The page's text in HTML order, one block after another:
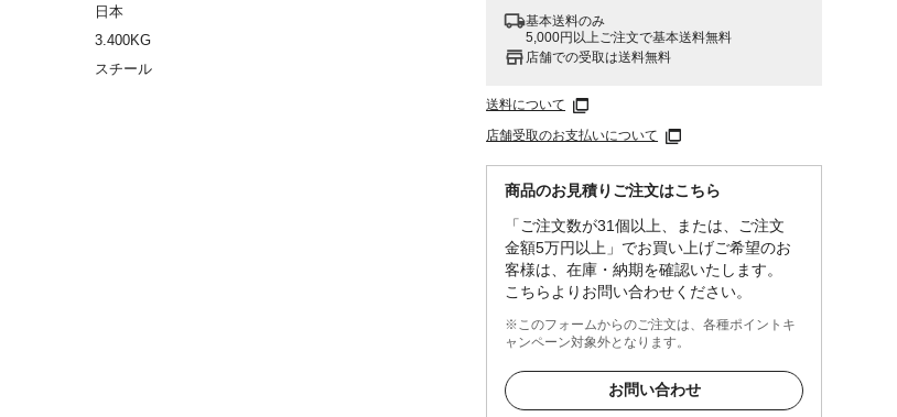
基本送料のみ
5,000円以上ご注文で基本送料無料
店舗での受取は送料無料
送料について
店舗受取のお支払いについて
商品のお見積りご注文はこちら
「ご注文数が31個以上、または、ご注文
金額5万円以上」でお買い上げご希望のお
客様は、在庫・納期を確認いたします。
こちらよりお問い合わせください。
※このフォームからのご注文は、各種ポイントキ
ャンペーン対象外となります。
お問い合わせ
日本
3.400KG
スチール